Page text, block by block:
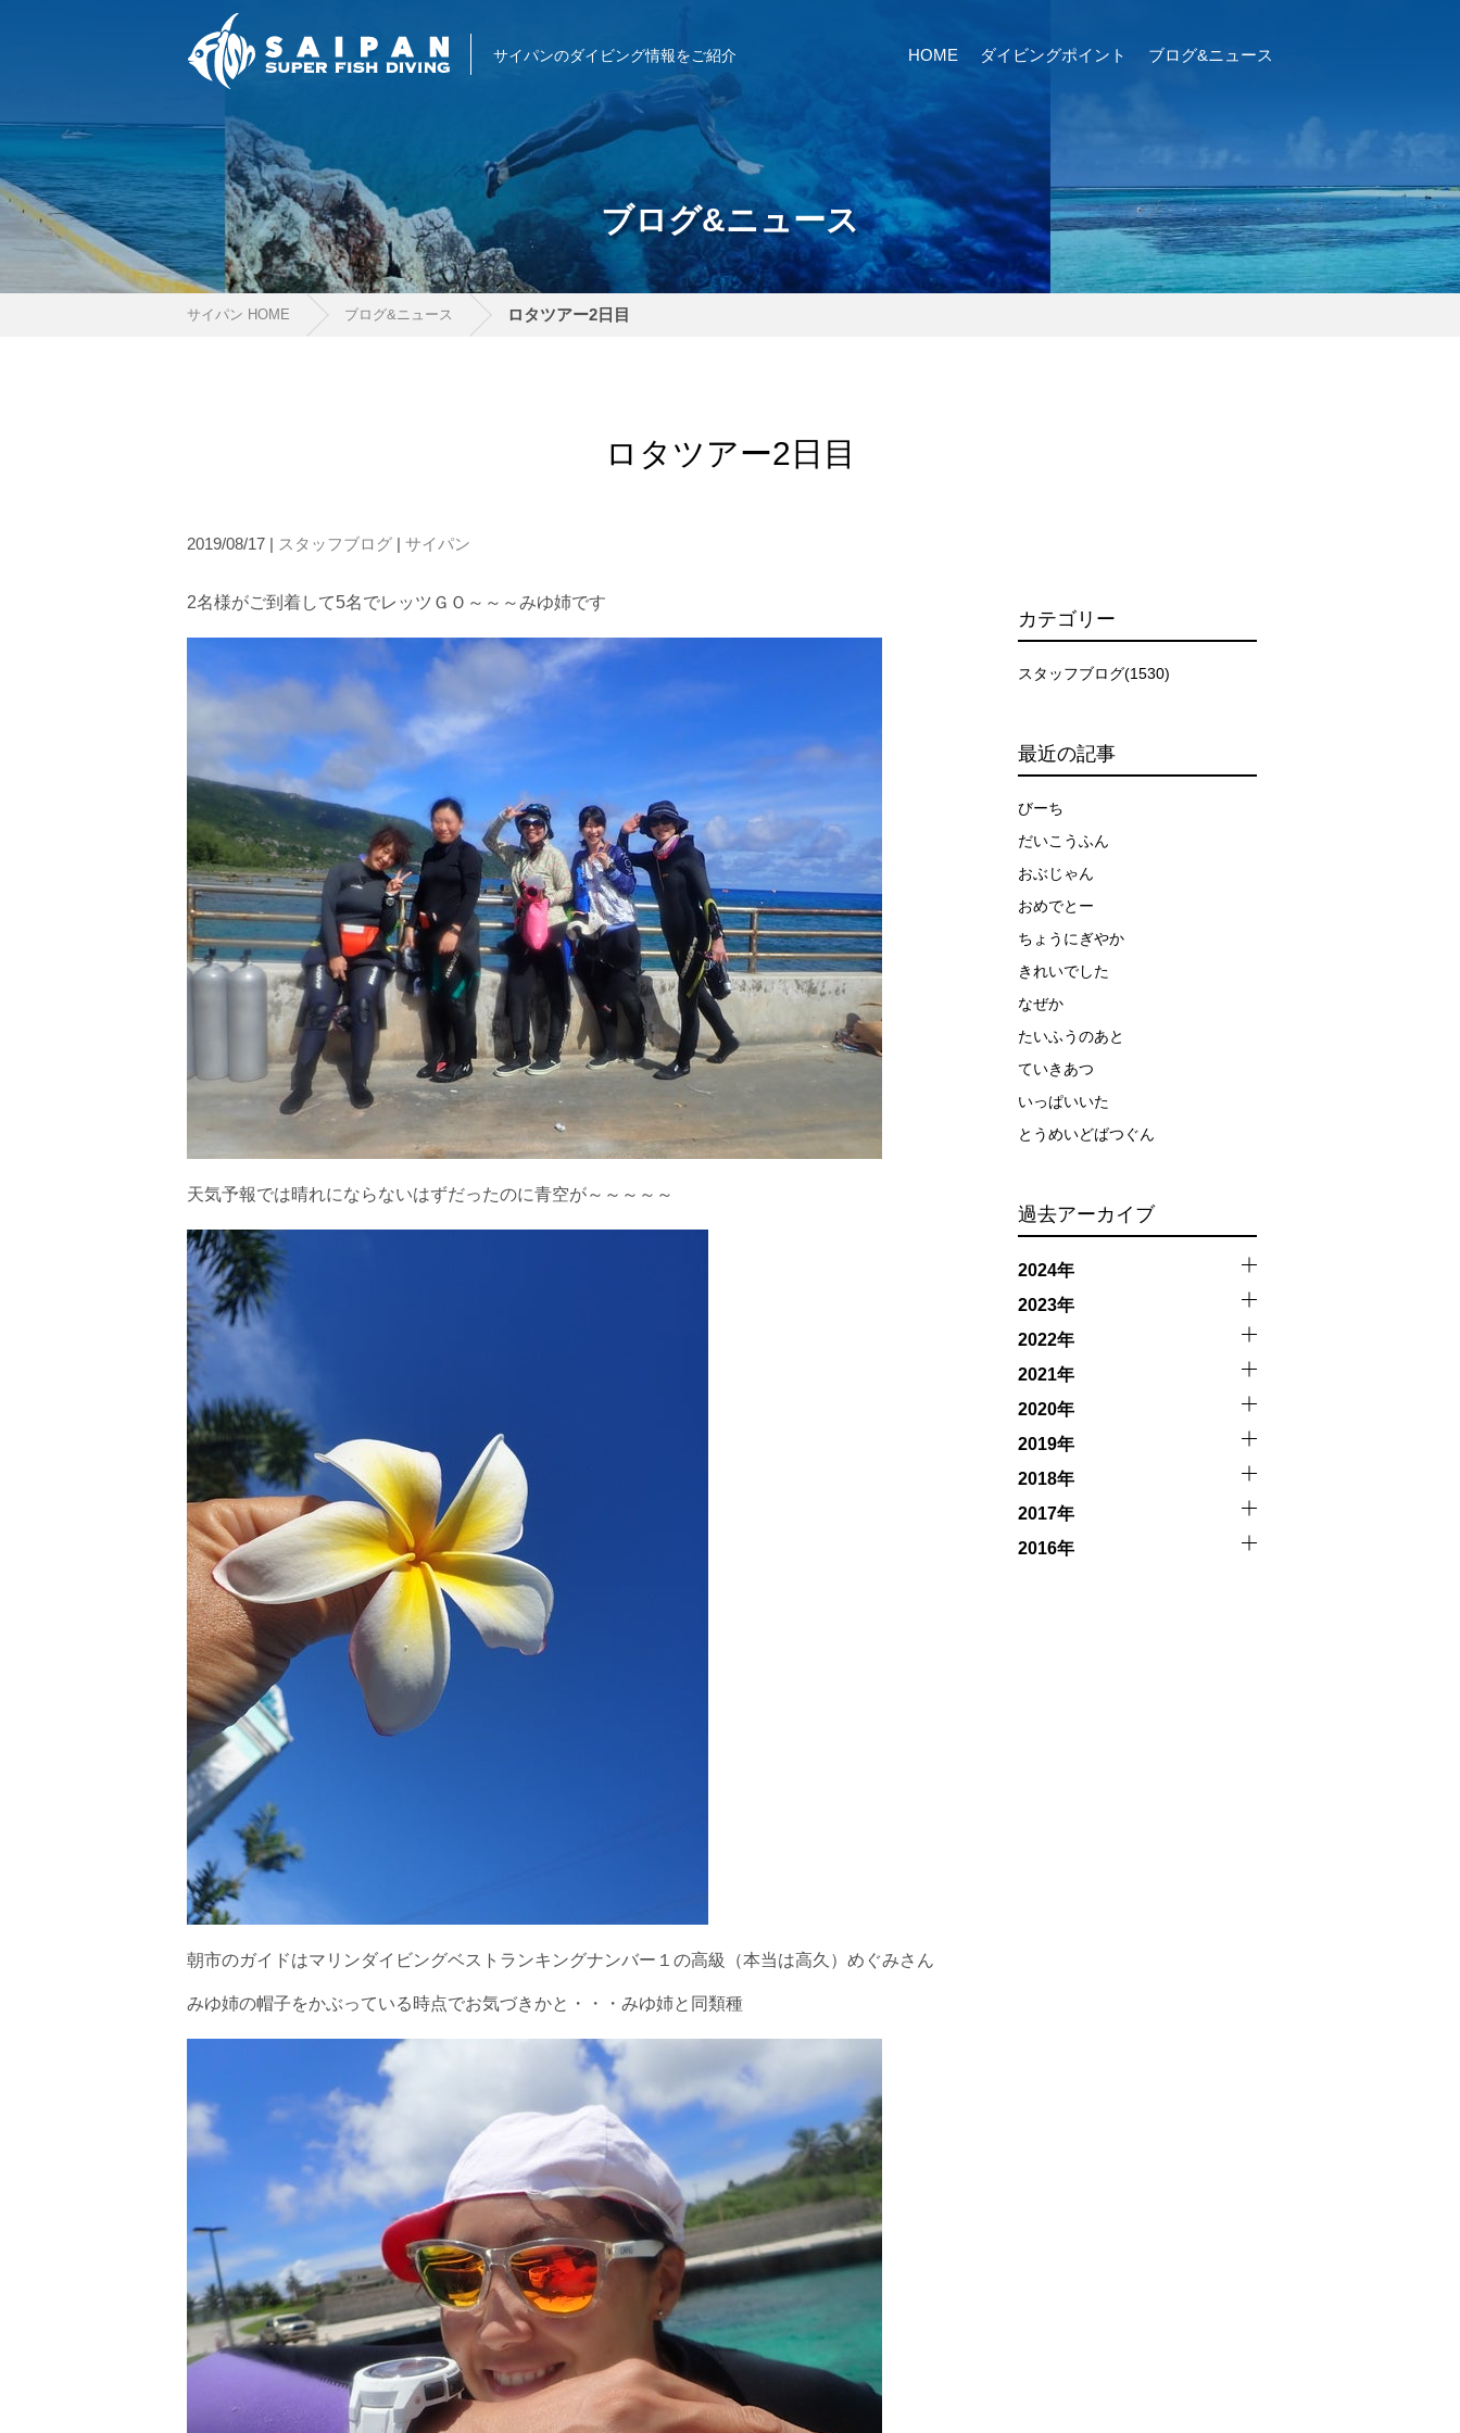
サイパンのダイビング情報をご紹介
ブログ&ニュース
HOME ダイビングポイント ブログ&ニュース
サイパン HOME ブログ&ニュース ロタツアー2日目
ロタツアー2日目
2019/08/17 | スタッフブログ | サイパン
2名様がご到着して5名でレッツＧＯ～～～みゆ姉です
天気予報では晴れにならないはずだったのに青空が～～～～～
朝市のガイドはマリンダイビングベストランキングナンバー１の高級（本当は高久）めぐみさん
みゆ姉の帽子をかぶっている時点でお気づきかと・・・みゆ姉と同類種
カテゴリー
スタッフブログ(1530)
最近の記事
びーち
だいこうふん
おぶじゃん
おめでとー
ちょうにぎやか
きれいでした
なぜか
たいふうのあと
ていきあつ
いっぱいいた
とうめいどばつぐん
過去アーカイブ
2024年
2023年
2022年
2021年
2020年
2019年
2018年
2017年
2016年
1.スイム開始の判断
クジラを発見した場合は、その時のクジラの様子や海況を確認し、ガイドがスイム開始可能と判断した場合にのみエントリーを行います。
たとえクジラが近くを泳いでいても、状況によってはエントリーを行わない場合があります。
2.人数制限とエントリー順
クジラへのストレス軽減や安全管理の観点から、エントリー人数を制限する場合があります。また、エントリーの順番はガイドが決定しますので、必ずその指示に従って準備してくだ
3.クジラとの距離と泳ぎ方
クジラの観察は水面からのみとし、素潜りは禁止とします。クジラによっては、人が近くを泳ぐことを嫌い、逃げてしまう場合があります。そのため、原則として緊急時やガイドの指
示がある場合を除き、クジラの近くでフィンキックなどをして泳ぐことも禁止します。クジラは一度でもそのような行動を取る人間を嫌がってしまうと、その後スイムで近づくことが
できなくなる場合が多いため、必ずこれらの事項をお守りください。
4.スイム遂行の可否と返金について
ツアー当日は、ゲストの安全を最優先とし、可能な限りスイムが実施できるよう努めます。しかし、万が一海にエントリーできなかった場合や、クジラを発見できなかった場合でも返
金はいたしませんので、あらかじめご了承ください。
沖縄の1月～3月は、季節的に海が穏やかな日は多くありません。そのため、多少の波やうねりがある中でスノーケリングを行う場合が多くなります。泳力や体力に自信のない方、また
船酔いしやすい方は、ご自身で事前に十分な対策をお願いいたします。
ツアー中に、スノーケリングやスキンダイビングの技術が本ツアーに参加できるレベルに達していないと判断した場合には、参加をお断りする場合があります。スキンダイビングの経
験が浅い方については、条件付きでのご案内となる場合があります。その際のご返金には応じかねますので、あらかじめご了承ください。これまでの経験については当日ご申告いただ
きますので、ご不安のある方は事前にご相談ください。
7.器材やスーツのレンタル
ホエールスイム参加時に使用する器材やスーツのレンタルをご希望の方は、事前にお申し出ください。
承諾しました。
ホエールスイムは、通常のスノーケリングやスキンダイビングに伴う危険に加え、予測不能なクジラの行動や、クジラとの接触によってトラブルが発生する可能性があります。さらに、
ルスイムでは、これら以外にも想定できないトラブルが発生する可能性があります。
参加者はこれらのリスクを理解し、傷害や損害につながった場合、またはその他いかなる理由があっても、当ツアー開催主催者とガイド、船舶の保有者及び船長に対して損害賠償を請求
上記承諾ください。
閉じる